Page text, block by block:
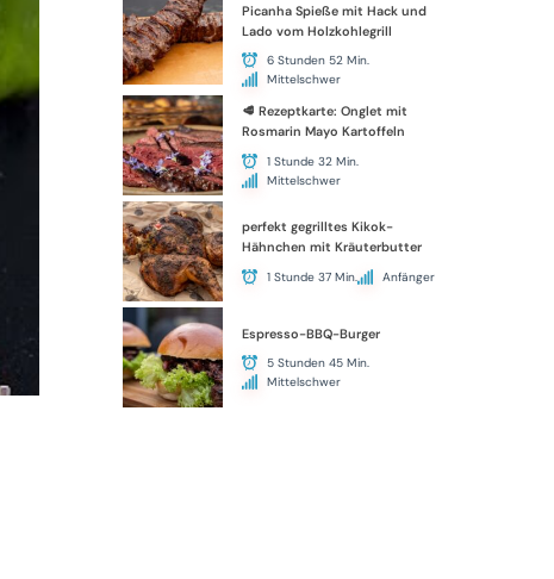
Picanha Spieße mit Hack und
Lado vom Holzkohlegrill
6 Stunden 52 Min.
Mittelschwer
🥩 Rezeptkarte: Onglet mit
Rosmarin Mayo Kartoffeln
1 Stunde 32 Min.
Mittelschwer
perfekt gegrilltes Kikok-
Hähnchen mit Kräuterbutter
1 Stunde 37 Min. Anfänger
Espresso-BBQ-Burger
5 Stunden 45 Min.
Mittelschwer